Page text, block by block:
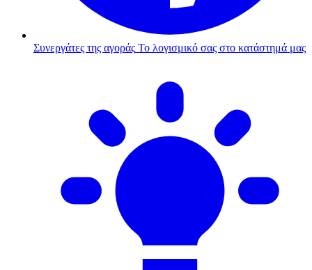
Συνεργάτες της αγοράς Το λογισμικό σας στο κατάστημά μας